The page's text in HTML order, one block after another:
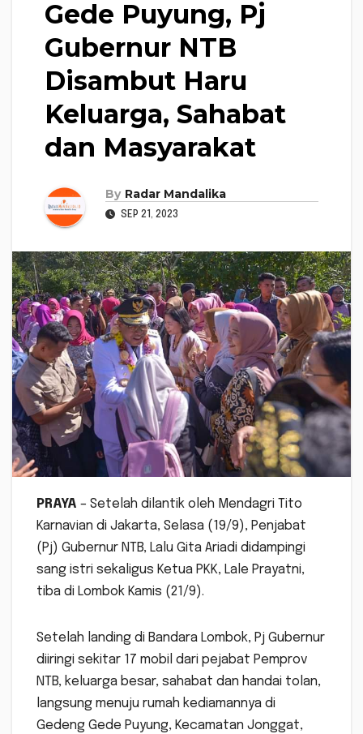
Gede Puyung, Pj
Gubernur NTB
Disambut Haru
Keluarga, Sahabat
dan Masyarakat
By Radar Mandalika
SEP 21, 2023
PRAYA – Setelah dilantik oleh Mendagri Tito
Karnavian di Jakarta, Selasa (19/9), Penjabat
(Pj) Gubernur NTB, Lalu Gita Ariadi didampingi
sang istri sekaligus Ketua PKK, Lale Prayatni,
tiba di Lombok Kamis (21/9).
Setelah landing di Bandara Lombok, Pj Gubernur
diiringi sekitar 17 mobil dari pejabat Pemprov
NTB, keluarga besar, sahabat dan handai tolan,
langsung menuju rumah kediamannya di
Gedeng Gede Puyung, Kecamatan Jonggat,